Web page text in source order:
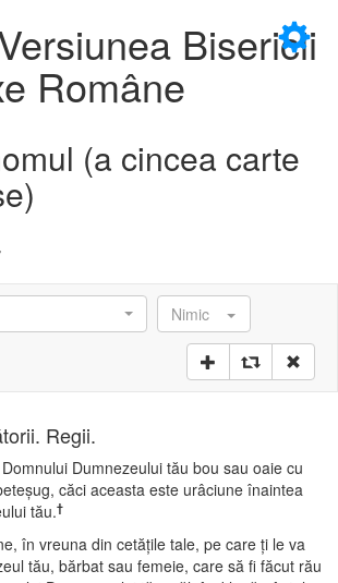
×
Bisericii
Române
(a cincea carte
Nimic
Regii.
Dumnezeului tău bou sau oaie cu
căci aceasta este urâciune înaintea
tău.†
în vreuna din cetăţile tale, pe care ţi le va
tău, bărbat sau femeie, care să fi făcut rău